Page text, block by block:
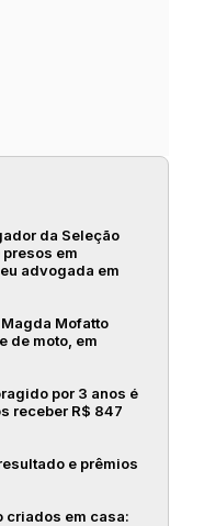
da Seleção
em
advogada em
Mofatto
de moto, em
por 3 anos é
receber R$ 847
e prêmios
criados em casa: